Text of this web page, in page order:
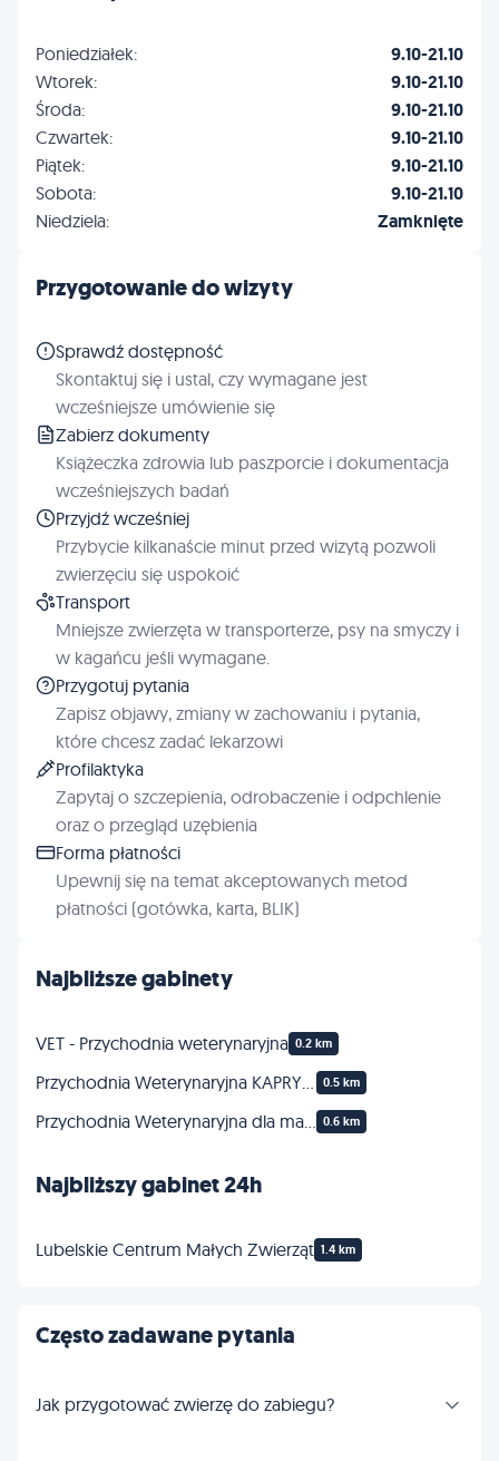
Najbliższe gabinety
VET - Przychodnia weterynaryjna 0.2 km
0.5 km
0.6 km
Najbliższy gabinet 24h
Lubelskie Centrum Małych Zwierząt 1.4 km
Często zadawane pytania
Jak przygotować zwierzę do zabiegu?
Poniedziałek: 9.10-21.10
Wtorek: 9.10-21.10
Środa: 9.10-21.10
Czwartek: 9.10-21.10
Piątek: 9.10-21.10
Sobota: 9.10-21.10
Niedziela: Zamknięte
Przygotowanie do wizyty
Sprawdź dostępność
Skontaktuj się i ustal, czy wymagane jest
wcześniejsze umówienie się
Zabierz dokumenty
Książeczka zdrowia lub paszporcie i dokumentacja
wcześniejszych badań
Przyjdź wcześniej
Przybycie kilkanaście minut przed wizytą pozwoli
zwierzęciu się uspokoić
Transport
Mniejsze zwierzęta w transporterze, psy na smyczy i
w kagańcu jeśli wymagane.
Przygotuj pytania
Zapisz objawy, zmiany w zachowaniu i pytania,
które chcesz zadać lekarzowi
Profilaktyka
Zapytaj o szczepienia, odrobaczenie i odpchlenie
oraz o przegląd uzębienia
Forma płatności
Upewnij się na temat akceptowanych metod
płatności (gotówka, karta, BLIK)